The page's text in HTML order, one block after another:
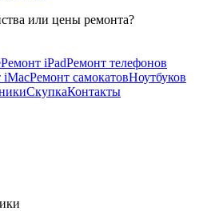
или цены ремонта?
Ремонт iPadРемонт телефонов
iMacРемонт самокатовНоутбуков
СкупкаКонтакты